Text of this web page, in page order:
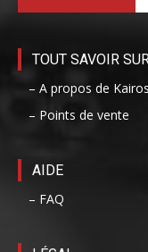
TOUT SAVOIR
– A propos de Kairos
– Points de vente
AIDE
– FAQ